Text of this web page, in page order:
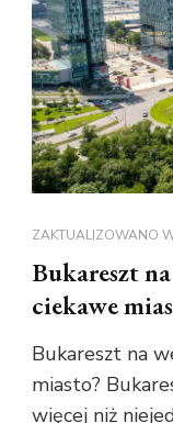
ZAKTUALIZOWANO
Bukareszt
ciekawe
Bukareszt na
miasto?
więcej niż